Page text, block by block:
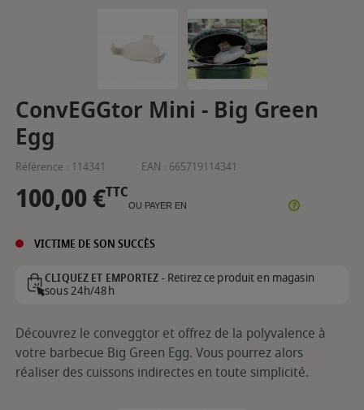
ConvEGGtor Mini - Big Green
Egg
Référence : 114341 EAN : 665719114341
100,00 €TTC
OU PAYER EN
VICTIME DE SON SUCCÈS
CLIQUEZ ET EMPORTEZ -Retirez ce produit en magasin
sous 24h/48h
Découvrez le conveggtor et offrez de la polyvalence à
votre barbecue Big Green Egg. Vous pourrez alors
réaliser des cuissons indirectes en toute simplicité.